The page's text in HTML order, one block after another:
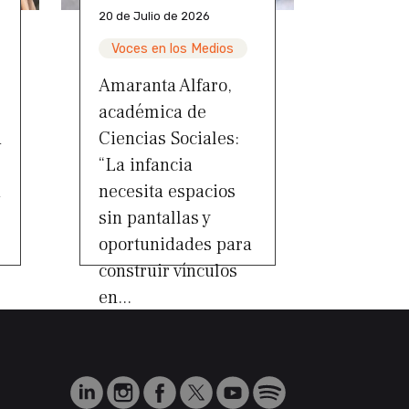
20 de Julio de 2026
Voces en los Medios
Amaranta Alfaro,
académica de
Ciencias Sociales:
“La infancia
necesita espacios
sin pantallas y
oportunidades para
construir vínculos
en...